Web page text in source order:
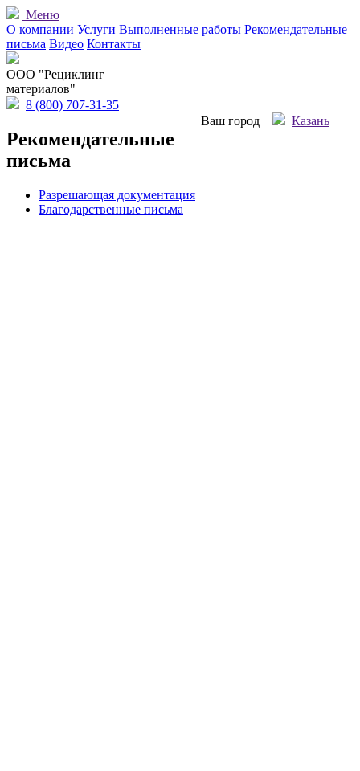
Меню
О компании Услуги Выполненные работы Рекомендательные
письма Видео Контакты
OOO "Рециклинг
материалов"
8 (800) 707-31-35
Ваш город
Казань
Рекомендательные
письма
Разрешающая документация
Благодарственные письма